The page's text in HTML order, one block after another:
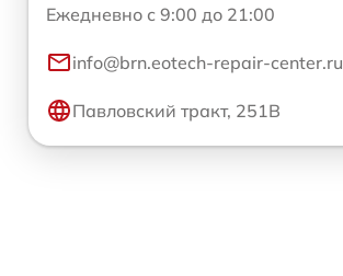
Ежедневно с 9:00 до 21:00
info@brn.eotech-repair-center.ru
Павловский тракт, 251В